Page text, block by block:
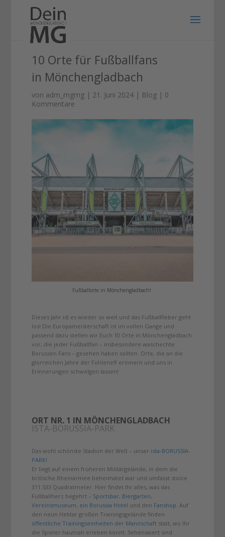
10 Orte für Fußballfans
in Mönchengladbach
von adm_mgmg| 21. Juni 2024| Blog| 0
Kommentare
Fußballorte in Mönchengladbach!
Dieses Jahr ist es wieder so weit und das Fußballfieber geht
los! Die Europameisterschaft ist im vollen Gange und
passend dazu stellen wir Euch 10 Orte in Mönchengladbach
vor, die jeder Fußballfan – insbesondere waschechte
Borussen Fans – gesehen haben sollten. Orte, die an die
glorreichen Jahre der Fohlenelf erinnern und uns in
Erinnerungen schwelgen lassen!
ORT NR. 1 IN MÖNCHENGLADBACH
ISTA-BORUSSIA-PARK
Das wohl schönste Stadion der Welt – unser ista-BORUSSIA-
PARK!
Er liegt auf einem früheren Militärgelände, in dem die
britische Rheinarmee beheimatet war und umfasst stolze
311.533 Quadratmeter. Hier findet Ihr alles, was das
Fußballherz begehrt – Sportsbar, Biergarten,
Vereinsmuseum, ein Borussia Hotel und den Fanshop. Auf
den neun Hektar großen Trainingsgelände finden
öffentliche Trainingseinheiten der Mannschaftstatt, wo Ihr
die Spieler hautnah erleben könnt. Sehenswert sind